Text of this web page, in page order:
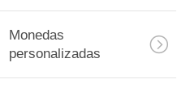
Monedas
personalizadas